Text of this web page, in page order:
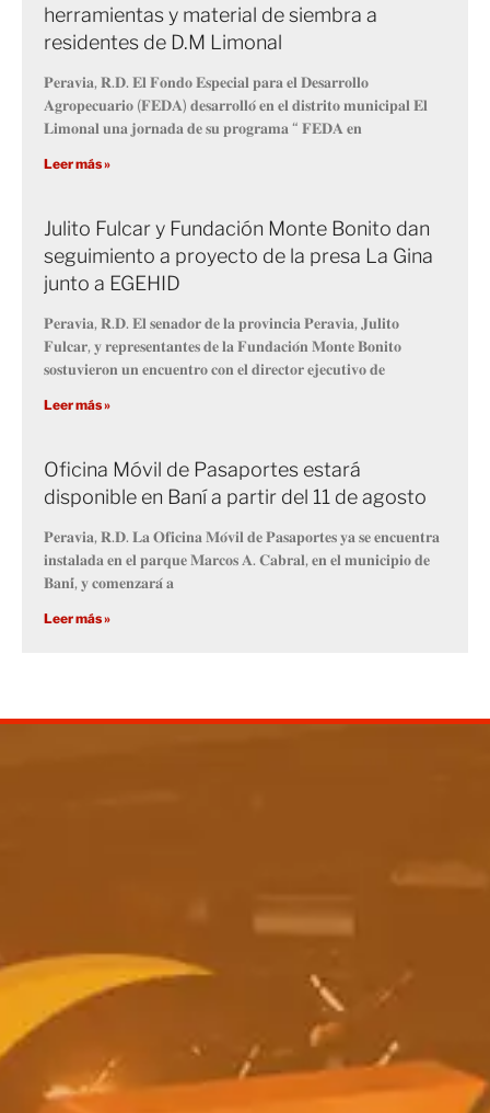
herramientas y material de siembra a
residentes de D.M Limonal
𝐏𝐞𝐫𝐚𝐯𝐢𝐚, 𝐑.𝐃. 𝐄𝐥 𝐅𝐨𝐧𝐝𝐨 𝐄𝐬𝐩𝐞𝐜𝐢𝐚𝐥 𝐩𝐚𝐫𝐚 𝐞𝐥 𝐃𝐞𝐬𝐚𝐫𝐫𝐨𝐥𝐥𝐨
𝐀𝐠𝐫𝐨𝐩𝐞𝐜𝐮𝐚𝐫𝐢𝐨 (𝐅𝐄𝐃𝐀) 𝐝𝐞𝐬𝐚𝐫𝐫𝐨𝐥𝐥𝐨́ 𝐞𝐧 𝐞𝐥 𝐝𝐢𝐬𝐭𝐫𝐢𝐭𝐨 𝐦𝐮𝐧𝐢𝐜𝐢𝐩𝐚𝐥 𝐄𝐥
𝐋𝐢𝐦𝐨𝐧𝐚𝐥 𝐮𝐧𝐚 𝐣𝐨𝐫𝐧𝐚𝐝𝐚 𝐝𝐞 𝐬𝐮 𝐩𝐫𝐨𝐠𝐫𝐚𝐦𝐚 “ 𝐅𝐄𝐃𝐀 𝐞𝐧
Leer más »
Julito Fulcar y Fundación Monte Bonito dan
seguimiento a proyecto de la presa La Gina
junto a EGEHID
𝐏𝐞𝐫𝐚𝐯𝐢𝐚, 𝐑.𝐃. 𝐄𝐥 𝐬𝐞𝐧𝐚𝐝𝐨𝐫 𝐝𝐞 𝐥𝐚 𝐩𝐫𝐨𝐯𝐢𝐧𝐜𝐢𝐚 𝐏𝐞𝐫𝐚𝐯𝐢𝐚, 𝐉𝐮𝐥𝐢𝐭𝐨
𝐅𝐮𝐥𝐜𝐚𝐫, 𝐲 𝐫𝐞𝐩𝐫𝐞𝐬𝐞𝐧𝐭𝐚𝐧𝐭𝐞𝐬 𝐝𝐞 𝐥𝐚 𝐅𝐮𝐧𝐝𝐚𝐜𝐢𝐨́𝐧 𝐌𝐨𝐧𝐭𝐞 𝐁𝐨𝐧𝐢𝐭𝐨
𝐬𝐨𝐬𝐭𝐮𝐯𝐢𝐞𝐫𝐨𝐧 𝐮𝐧 𝐞𝐧𝐜𝐮𝐞𝐧𝐭𝐫𝐨 𝐜𝐨𝐧 𝐞𝐥 𝐝𝐢𝐫𝐞𝐜𝐭𝐨𝐫 𝐞𝐣𝐞𝐜𝐮𝐭𝐢𝐯𝐨 𝐝𝐞
Leer más »
Oficina Móvil de Pasaportes estará
disponible en Baní a partir del 11 de agosto
𝐏𝐞𝐫𝐚𝐯𝐢𝐚, 𝐑.𝐃. 𝐋𝐚 𝐎𝐟𝐢𝐜𝐢𝐧𝐚 𝐌𝐨́𝐯𝐢𝐥 𝐝𝐞 𝐏𝐚𝐬𝐚𝐩𝐨𝐫𝐭𝐞𝐬 𝐲𝐚 𝐬𝐞 𝐞𝐧𝐜𝐮𝐞𝐧𝐭𝐫𝐚
𝐢𝐧𝐬𝐭𝐚𝐥𝐚𝐝𝐚 𝐞𝐧 𝐞𝐥 𝐩𝐚𝐫𝐪𝐮𝐞 𝐌𝐚𝐫𝐜𝐨𝐬 𝐀. 𝐂𝐚𝐛𝐫𝐚𝐥, 𝐞𝐧 𝐞𝐥 𝐦𝐮𝐧𝐢𝐜𝐢𝐩𝐢𝐨 𝐝𝐞
𝐁𝐚𝐧𝐢́, 𝐲 𝐜𝐨𝐦𝐞𝐧𝐳𝐚𝐫𝐚́ 𝐚
Leer más »